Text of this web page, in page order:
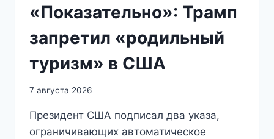
«Показательно»: Трамп
запретил «родильный
туризм» в США
7 августа 2026
Президент США подписал два указа,
ограничивающих автоматическое